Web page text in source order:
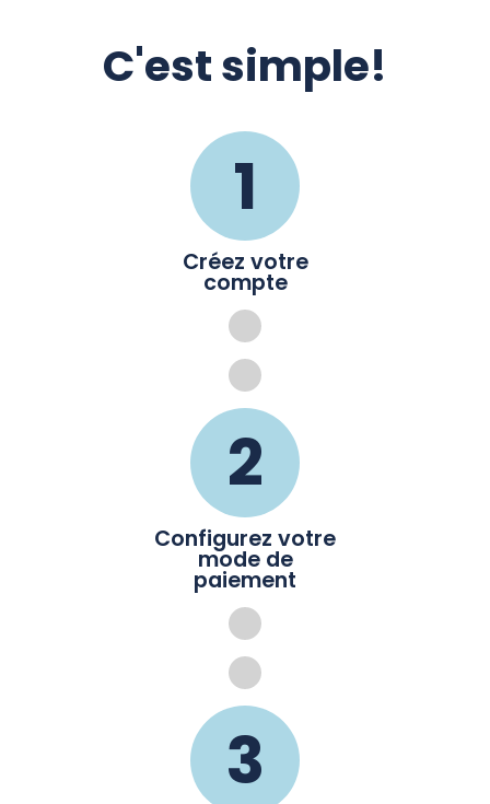
C'est simple!
1
Créez votre
compte
2
Configurez votre
mode de
paiement
3